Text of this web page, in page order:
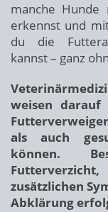
manche
erkennst und
du die
kannst – ganz
weisen
als auch
können.
zusätzlichen
Abklärung